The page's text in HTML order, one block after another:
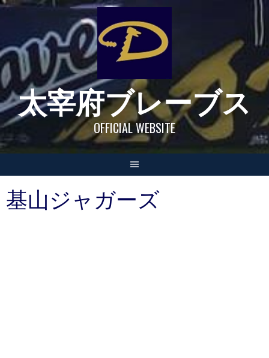
Skip
content
太宰府ブレーブス
OFFICIAL WEBSITE
基山ジャガーズ